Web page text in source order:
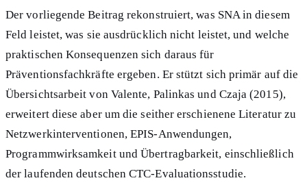
Der vorliegende Beitrag rekonstruiert, was SNA in diesem
Feld leistet, was sie ausdrücklich nicht leistet, und welche
praktischen Konsequenzen sich daraus für
Präventionsfachkräfte ergeben. Er stützt sich primär auf die
Übersichtsarbeit von Valente, Palinkas und Czaja (2015),
erweitert diese aber um die seither erschienene Literatur zu
Netzwerkinterventionen, EPIS-Anwendungen,
Programmwirksamkeit und Übertragbarkeit, einschließlich
der laufenden deutschen CTC-Evaluationsstudie.